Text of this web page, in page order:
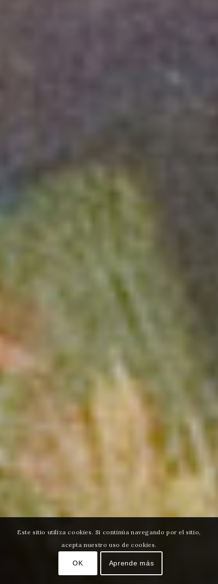
Este sitio utiliza cookies. Si continúa navegando por el sitio,
acepta nuestro uso de cookies.
OK Aprende más